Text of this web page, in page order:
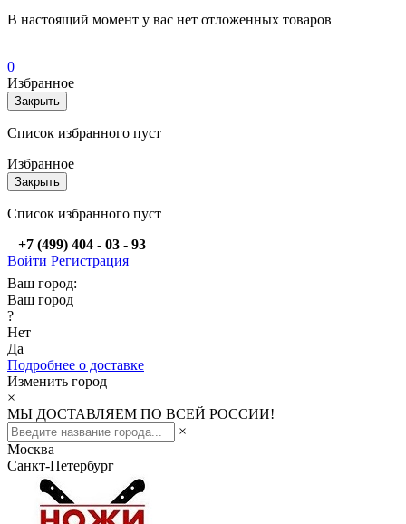
В настоящий момент у вас нет отложенных товаров
0
Избранное
Закрыть
Список избранного пуст
Избранное
Закрыть
Список избранного пуст
+7 (499) 404 - 03 - 93
Войти Регистрация
Ваш город:
Ваш город
?
Нет
Да
Подробнее о доставке
Изменить город
×
МЫ ДОСТАВЛЯЕМ ПО ВСЕЙ РОССИИ!
×
Москва
Санкт-Петербург